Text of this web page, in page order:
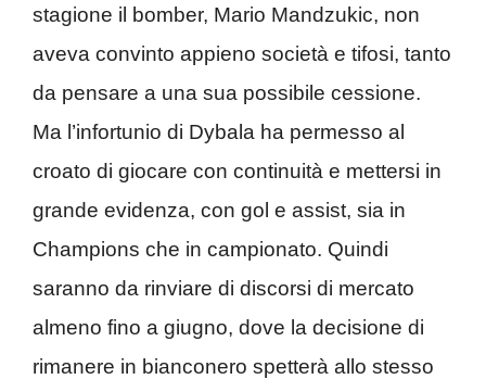
stagione il bomber, Mario Mandzukic, non
aveva convinto appieno società e tifosi, tanto
da pensare a una sua possibile cessione.
Ma l’infortunio di Dybala ha permesso al
croato di giocare con continuità e mettersi in
grande evidenza, con gol e assist, sia in
Champions che in campionato. Quindi
saranno da rinviare di discorsi di mercato
almeno fino a giugno, dove la decisione di
rimanere in bianconero spetterà allo stesso